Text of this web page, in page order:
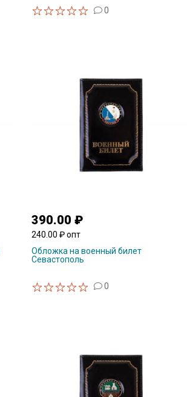
0
390.00 ₽
240.00 ₽ опт
Обложка на военный билет
Севастополь
0